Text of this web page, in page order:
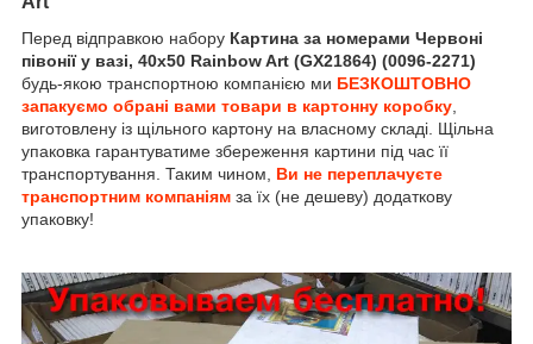
Перед відправкою набору Картина за номерами Червоні
півонії у вазі, 40х50 Rainbow Art (GX21864) (0096-2271)
будь-якою транспортною компанією ми БЕЗКОШТОВНО
запакуємо обрані вами товари в картонну коробку
виготовлену із щільного картону на власному складі. Щільна
упаковка гарантуватиме збереження картини під час її
транспортування. Таким чином, Ви не переплачуєте
транспортним компаніям за їх (не дешеву) додаткову
упаковку!